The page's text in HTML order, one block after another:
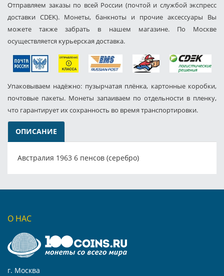
Отправляем заказы по всей России (почтой и службой экспресс
доставки CDEK). Монеты, банкноты и прочие аксессуары Вы
можете также забрать в нашем магазине. По Москве
осуществляется курьерская доставка.
Упаковываем надёжно: пузырчатая плёнка, картонные коробки,
почтовые пакеты. Монеты запаиваем по отдельности в пленку,
что гарантирует их сохранность во время транспортировки.
ОПИСАНИЕ
Австралия 1963 6 пенсов (серебро)
О НАС
г. Москва